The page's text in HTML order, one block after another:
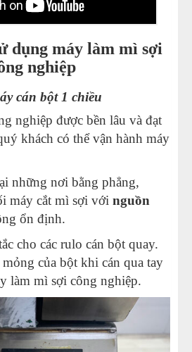
dụng máy làm mì sợi
nghiệp
cán bột 1 chiều
nghiệp được bền lâu và đạt
khách có thể vận hành máy
những nơi bằng phẳng,
máy cắt mì sợi với nguồn
ổn định.
cho các rulo cán bột quay.
của bột khi cán qua tay
làm mì sợi công nghiệp.